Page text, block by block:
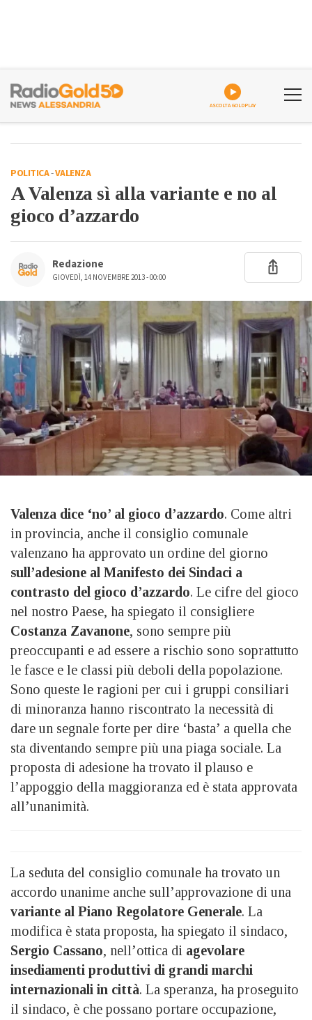
ASCOLTA GOLDPLAY
POLITICA-VALENZA
A Valenza sì alla variante e no al
gioco d’azzardo
Redazione
GIOVEDÌ, 14 NOVEMBRE 2013 - 00:00
Valenza dice ‘no’ al gioco d’azzardo. Come altri
in provincia, anche il consiglio comunale
valenzano ha approvato un ordine del giorno
sull’adesione al Manifesto dei Sindaci a
contrasto del gioco d’azzardo. Le cifre del gioco
nel nostro Paese, ha spiegato il consigliere
Costanza Zavanone, sono sempre più
preoccupanti e ad essere a rischio sono soprattutto
le fasce e le classi più deboli della popolazione.
Sono queste le ragioni per cui i gruppi consiliari
di minoranza hanno riscontrato la necessità di
dare un segnale forte per dire ‘basta’ a quella che
sta diventando sempre più una piaga sociale. La
proposta di adesione ha trovato il plauso e
l’appoggio della maggioranza ed è stata approvata
all’unanimità.
La seduta del consiglio comunale ha trovato un
accordo unanime anche sull’approvazione di una
variante al Piano Regolatore Generale. La
modifica è stata proposta, ha spiegato il sindaco,
Sergio Cassano, nell’ottica di agevolare
insediamenti produttivi di grandi marchi
internazionali in città. La speranza, ha proseguito
il sindaco, è che possano portare occupazione,